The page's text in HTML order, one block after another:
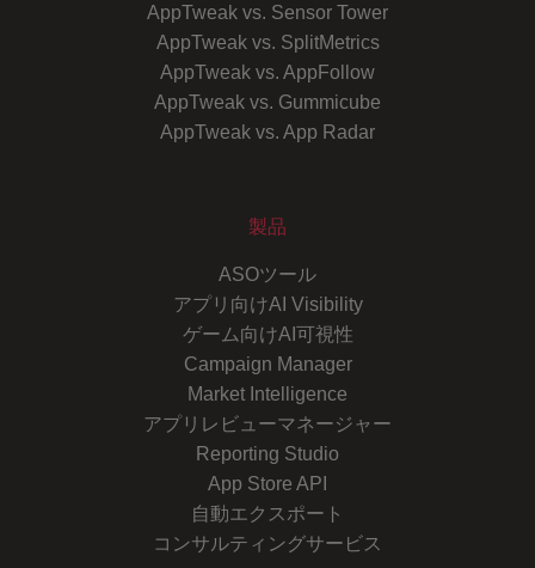
AppTweak vs. Sensor Tower
AppTweak vs. SplitMetrics
AppTweak vs. AppFollow
AppTweak vs. Gummicube
AppTweak vs. App Radar
製品
ASOツール
アプリ向けAI Visibility
ゲーム向けAI可視性
Campaign Manager
Market Intelligence
アプリレビューマネージャー
Reporting Studio
App Store API
自動エクスポート
コンサルティングサービス